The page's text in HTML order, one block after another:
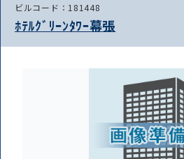
ビルコード：181448
ﾎﾃﾙｸﾞﾘｰﾝﾀﾜｰ幕張